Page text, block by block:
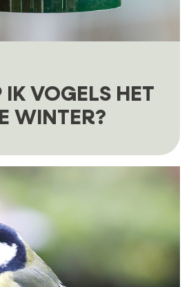
IK VOGELS HET
WINTER?